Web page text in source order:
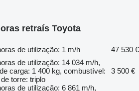
retraís Toyota
de utilização: 1 m/h
47 530 €
de utilização: 14 034 m/h,
carga: 1 400 kg, combustível:
torre: triplo
3 500 €
de utilização: 6 861 m/h,